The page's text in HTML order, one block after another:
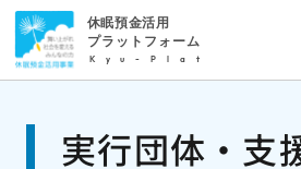
休眠預金活用
プラットフォーム
Kyu-Plat
実行団体・支